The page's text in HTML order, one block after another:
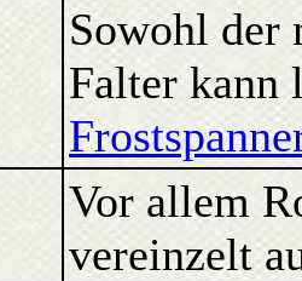
Sowohl der
Falter
Vor allem
vereinzelt